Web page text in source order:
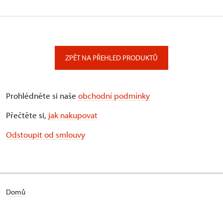
ZPĚT NA PŘEHLED PRODUKTŮ
Prohlédněte si naše obchodní podmínky
Přečtěte si, jak nakupovat
Odstoupit od smlouvy
Domů